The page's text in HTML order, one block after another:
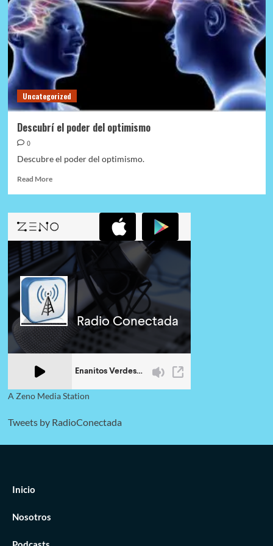
Uncategorized
Descubrí el poder del optimismo
0
Descubre el poder del optimismo.
Read MoreRead
Descubrí
el
del
optimismo
A Zeno Media Station
Tweets by RadioConectada
Inicio
Nosotros